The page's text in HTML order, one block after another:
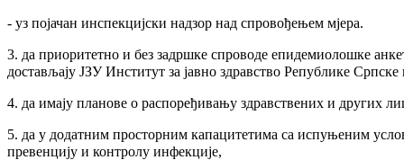
- уз појачан инспекцијски надзор над спровођењем мјера.
3. да приоритетно и без задршке спроводе епидемиолошке
достављају ЈЗУ Институт за јавно здравство Републике
4. да имају планове о распоређивању здравствених и других
5. да у додатним просторним капацитетима са испуњеним
превенцију и контролу инфекције,